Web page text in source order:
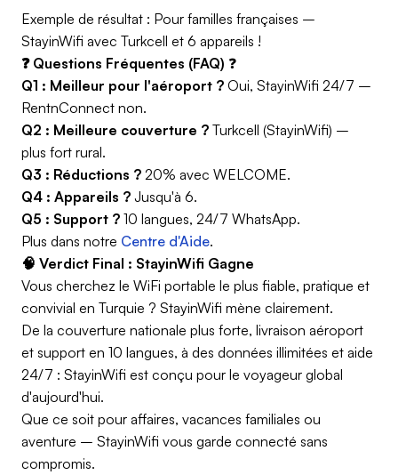
Exemple de résultat : Pour familles françaises –
StayinWifi avec Turkcell et 6 appareils !
❓ Questions Fréquentes (FAQ) ❓
Q1 : Meilleur pour l'aéroport ? Oui, StayinWifi 24/7 –
RentnConnect non.
Q2 : Meilleure couverture ? Turkcell (StayinWifi) –
plus fort rural.
Q3 : Réductions ? 20% avec WELCOME.
Q4 : Appareils ? Jusqu'à 6.
Q5 : Support ? 10 langues, 24/7 WhatsApp.
Plus dans notre Centre d'Aide.
🧠 Verdict Final : StayinWifi Gagne
Vous cherchez le WiFi portable le plus fiable, pratique et
convivial en Turquie ? StayinWifi mène clairement.
De la couverture nationale plus forte, livraison aéroport
et support en 10 langues, à des données illimitées et aide
24/7 : StayinWifi est conçu pour le voyageur global
d'aujourd'hui.
Que ce soit pour affaires, vacances familiales ou
aventure – StayinWifi vous garde connecté sans
compromis.